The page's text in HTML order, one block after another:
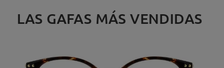
LAS GAFAS MÁS VENDIDAS